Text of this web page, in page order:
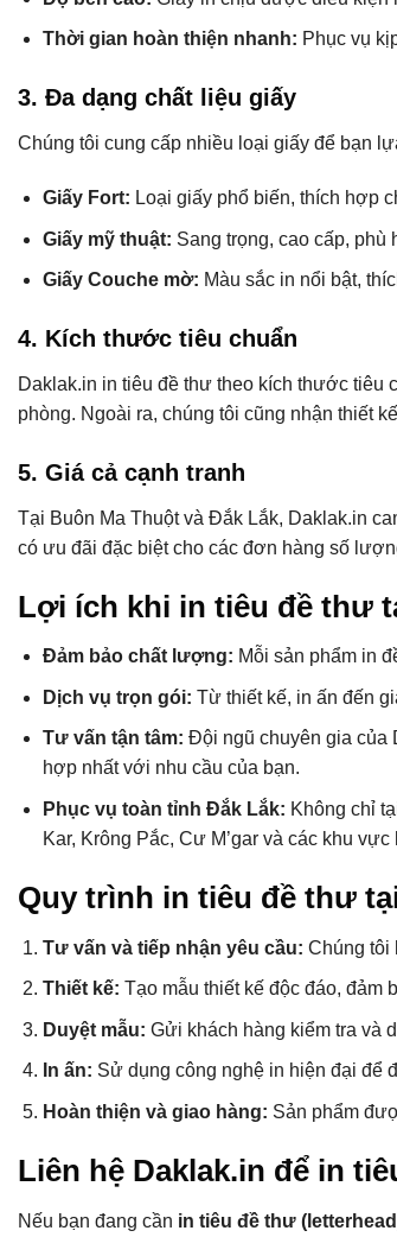
Thời gian hoàn thiện nhanh: Phục vụ
3. Đa dạng chất liệu giấy
Chúng tôi cung cấp nhiều loại giấy để bạn
Giấy Fort: Loại giấy phổ biến, thích hợp
Giấy mỹ thuật: Sang trọng, cao cấp, phù
Giấy Couche mờ: Màu sắc in nổi bật,
4. Kích thước tiêu chuẩn
Daklak.in in tiêu đề thư theo kích thước tiêu
phòng. Ngoài ra, chúng tôi cũng nhận thiết
5. Giá cả cạnh tranh
Tại Buôn Ma Thuột và Đắk Lắk, Daklak.in
có ưu đãi đặc biệt cho các đơn hàng số
Lợi ích khi in tiêu đề thư
Đảm bảo chất lượng: Mỗi sản phẩm in
Dịch vụ trọn gói: Từ thiết kế, in ấn đến
Tư vấn tận tâm: Đội ngũ chuyên gia của
hợp nhất với nhu cầu của bạn.
Phục vụ toàn tỉnh Đắk Lắk: Không chỉ
Kar, Krông Pắc, Cư M’gar và các khu vực
Quy trình in tiêu đề thư
Tư vấn và tiếp nhận yêu cầu: Chúng tôi
Thiết kế: Tạo mẫu thiết kế độc đáo, đảm
Duyệt mẫu: Gửi khách hàng kiểm tra và
In ấn: Sử dụng công nghệ in hiện đại để
Hoàn thiện và giao hàng: Sản phẩm
Liên hệ Daklak.in để in
Nếu bạn đang cần in tiêu đề thư